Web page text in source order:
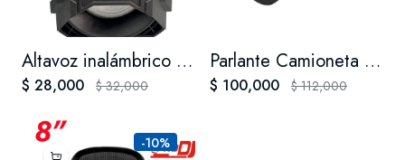
Altavoz inalámbrico portátil, modelo ZHT-1012, de la marca Kinotec.
$ 28,000 $ 32,000
Parlante Camioneta Bluetooth Portable Recargable Usb-Aux-Fm
$ 100,000 $ 112,000
-10%